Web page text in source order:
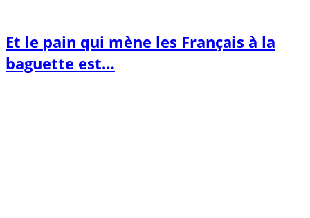
Et le pain qui mène les Français à la
baguette est…